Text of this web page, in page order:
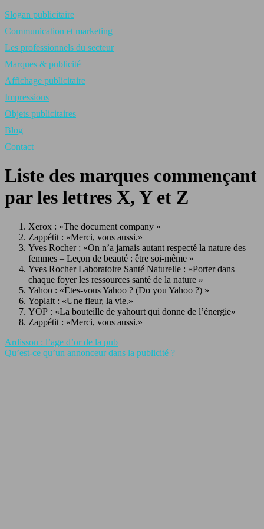
Slogan publicitaire
Communication et marketing
Les professionnels du secteur
Marques & publicité
Affichage publicitaire
Impressions
Objets publicitaires
Blog
Contact
Liste des marques commençant
par les lettres X, Y et Z
Xerox : «The document company »
Zappétit : «Merci, vous aussi.»
Yves Rocher : «On n’a jamais autant respecté la nature des
femmes – Leçon de beauté : être soi-même »
Yves Rocher Laboratoire Santé Naturelle : «Porter dans
chaque foyer les ressources santé de la nature »
Yahoo : «Etes-vous Yahoo ? (Do you Yahoo ?) »
Yoplait : «Une fleur, la vie.»
YOP : «La bouteille de yahourt qui donne de l’énergie»
Zappétit : «Merci, vous aussi.»
Ardisson : l’age d’or de la pub
Qu’est-ce qu’un annonceur dans la publicité ?